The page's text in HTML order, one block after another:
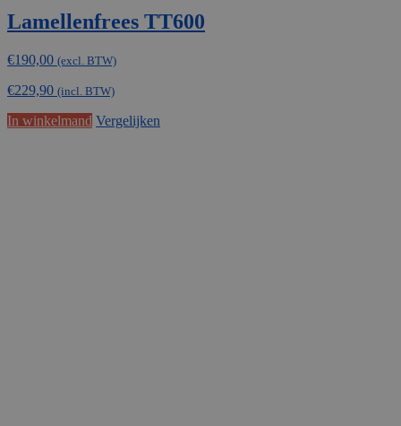
Lamellenfrees TT600
€190,00 (excl. BTW)
€229,90 (incl. BTW)
In winkelmand Vergelijken